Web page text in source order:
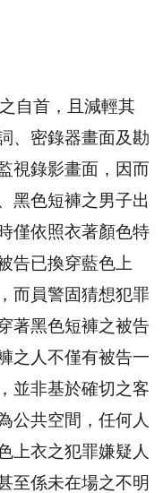
自首，且減輕其
、密錄器畫面及勘
視錄影畫面，因而
黑色短褲之男子出
僅依照衣著顏色特
告已換穿藍色上
而員警固猜想犯罪
著黑色短褲之被告
之人不僅有被告一
並非基於確切之客
公共空間，任何人
上衣之犯罪嫌疑人
至係未在場之不明